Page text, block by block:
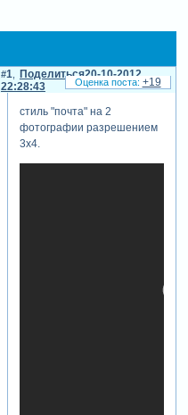
Поделиться
1
20-10-2012
22:28:43
стиль "почта" на 2
фотографии разрешением
3х4.
+19